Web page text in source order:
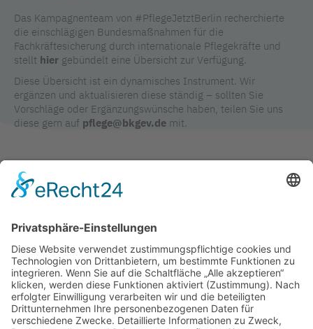
Das Kampagnenteam von #PflegeJetztBerlin recherchierte
die einschlägigen Bundesmaßnahmen für die
Fachkräftesicherung durch internationale Pflegekräfte und
stellt hier gebündelt eine Übersicht zur Verfügung.
Diese Übersicht ist ein dynamisches Instrument. Wir
ergänzen und aktualisieren diese ständig – sollten Sie
Vorschläge oder Ergänzungswünsche haben, teilen Sie uns
diese gern auf pflege@bkgev.de mit.
TAGS IN DIESEM ARTIKEL
AKTUELLES AUS DER KAMPAGNE
KAMPAGNENENTWICKLUNG
KONKRETE PROJEKTARBEIT
AUSLÄNDISCHE KRÄFTE